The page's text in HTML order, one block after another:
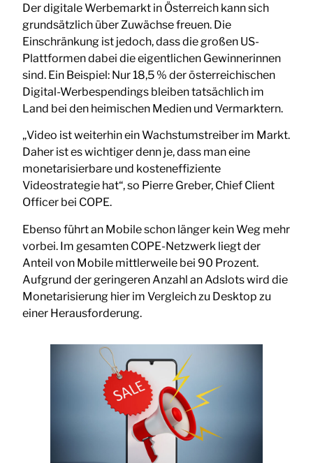
Der digitale Werbemarkt in Österreich kann sich
grundsätzlich über Zuwächse freuen. Die
Einschränkung ist jedoch, dass die großen US-
Plattformen dabei die eigentlichen Gewinnerinnen
sind. Ein Beispiel: Nur 18,5 % der österreichischen
Digital-Werbespendings bleiben tatsächlich im
Land bei den heimischen Medien und Vermarktern.
„Video ist weiterhin ein Wachstumstreiber im Markt.
Daher ist es wichtiger denn je, dass man eine
monetarisierbare und kosteneffiziente
Videostrategie hat“, so Pierre Greber, Chief Client
Officer bei COPE.
Ebenso führt an Mobile schon länger kein Weg mehr
vorbei. Im gesamten COPE-Netzwerk liegt der
Anteil von Mobile mittlerweile bei 90 Prozent.
Aufgrund der geringeren Anzahl an Adslots wird die
Monetarisierung hier im Vergleich zu Desktop zu
einer Herausforderung.